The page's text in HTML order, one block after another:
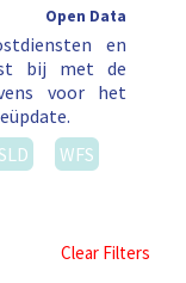
Open Data
en
bij met de
voor het
WFS
Clear Filters